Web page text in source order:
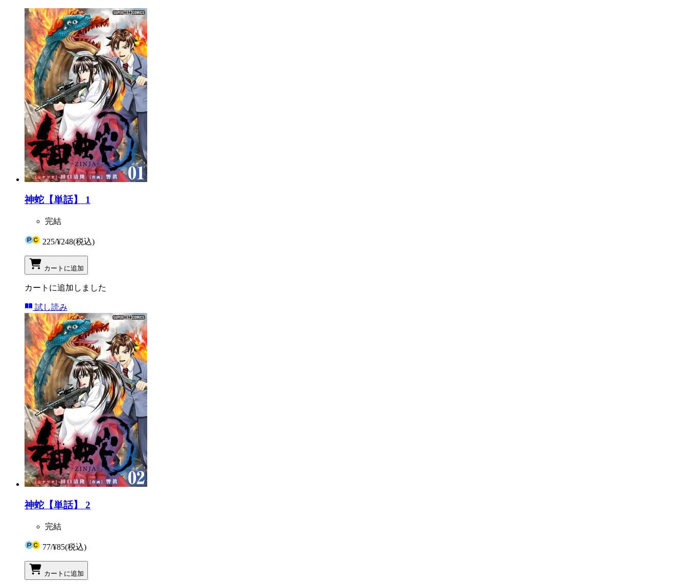
神蛇【単話】 1
完結
225/¥248(税込)
カートに追加
カートに追加しました
試し読み
神蛇【単話】 2
完結
77/¥85(税込)
カートに追加